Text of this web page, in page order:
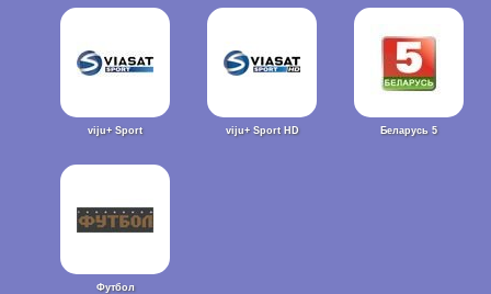
viju+ Sport viju+ Sport HD Беларусь 5
Футбол